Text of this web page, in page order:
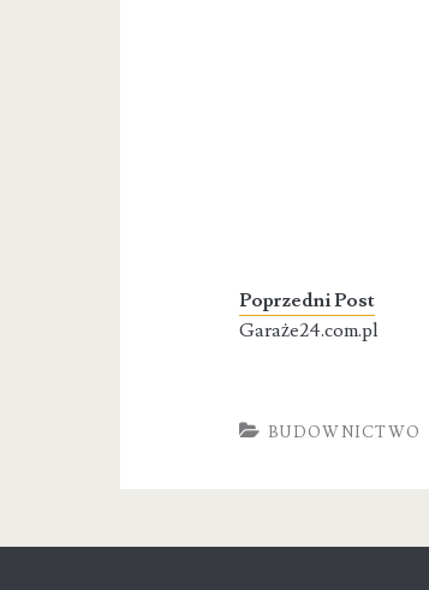
Poprzedni Post
Garaże24.com.pl
BUDOWNICTWO